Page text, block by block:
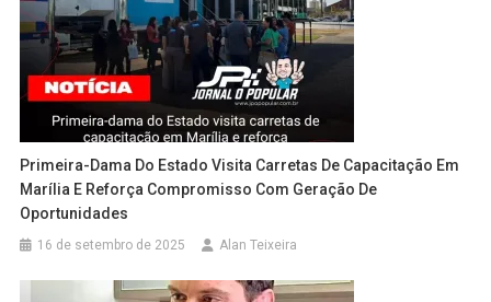
Primeira-Dama Do Estado Visita Carretas De Capacitação Em
Marília E Reforça Compromisso Com Geração De
Oportunidades
16 de setembro de 2025 Alan Teixeira